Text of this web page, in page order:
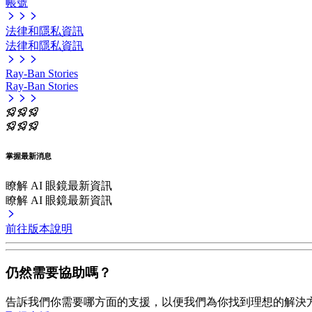
帳號
法律和隱私資訊
法律和隱私資訊
Ray-Ban Stories
Ray-Ban Stories
掌握最新消息
瞭解 AI 眼鏡最新資訊
瞭解 AI 眼鏡最新資訊
前往版本說明
仍然需要協助嗎？
告訴我們你需要哪方面的支援，以便我們為你找到理想的解決